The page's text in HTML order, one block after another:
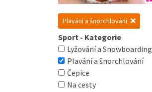
Plavání a šnorchlování
Sport - Kategorie
Lyžování a Snowboarding
Plavání a šnorchlování
Čepice
Na cesty